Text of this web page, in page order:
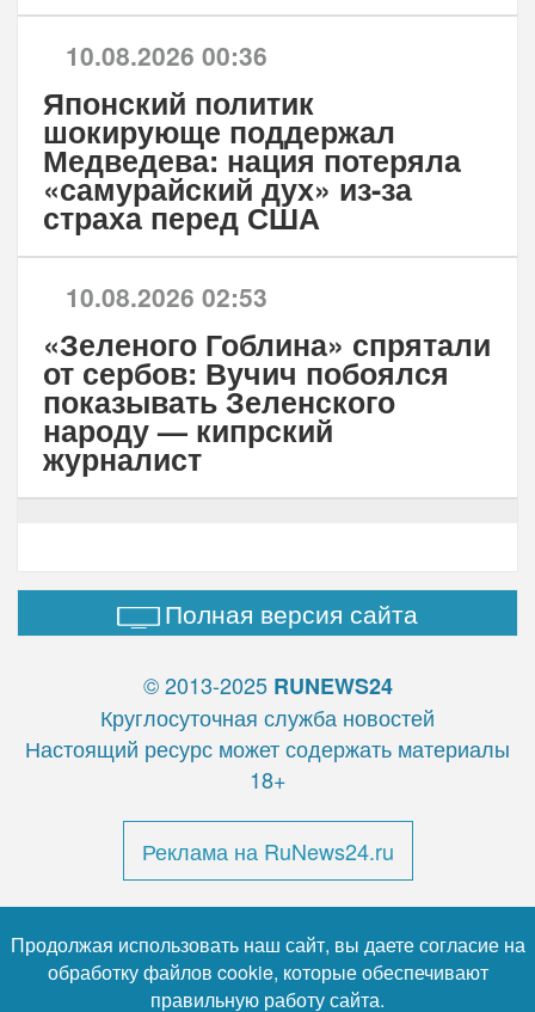
10.08.2026 00:36
Японский политик
шокирующе поддержал
Медведева: нация потеряла
«самурайский дух» из-за
страха перед США
10.08.2026 02:53
«Зеленого Гоблина» спрятали
от сербов: Вучич побоялся
показывать Зеленского
народу — кипрский
журналист
Полная версия сайта
© 2013-2025 RUNEWS24
Круглосуточная служба новостей
Настоящий ресурс может содержать материалы
18+
Реклама на RuNews24.ru
Продолжая использовать наш сайт, вы даете согласие на
обработку файлов cookie, которые обеспечивают
правильную работу сайта.